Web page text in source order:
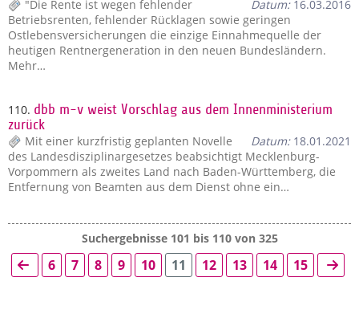
Datum:16.03.2016
"Die Rente ist wegen fehlender
Betriebsrenten, fehlender Rücklagen sowie geringen
Ostlebensversicherungen die einzige Einnahmequelle der
heutigen Rentnergeneration in den neuen Bundesländern.
Mehr…
110. dbb m-v weist Vorschlag aus dem Innenministerium
zurück
Datum:18.01.2021
Mit einer kurzfristig geplanten Novelle
des Landesdisziplinargesetzes beabsichtigt Mecklenburg-
Vorpommern als zweites Land nach Baden-Württemberg, die
Entfernung von Beamten aus dem Dienst ohne ein…
Suchergebnisse 101 bis 110 von 325
6 7 8 9 10 11 12 13 14 15